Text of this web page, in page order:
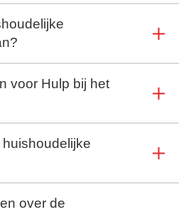
voor Hulp bij het
over de